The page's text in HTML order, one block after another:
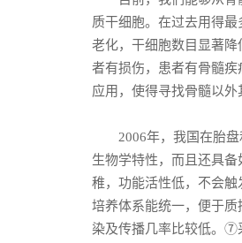
质干细胞。在过去用得
老化，干细胞数目显著
者有损伤，患者有骨髓
应用，使得寻找骨髓以外
2006年，我国在胎盘
生物学特性，而且还具
稚，功能活性低，不会
培养体系能统一，便于
染及传播几率比较低。⑦